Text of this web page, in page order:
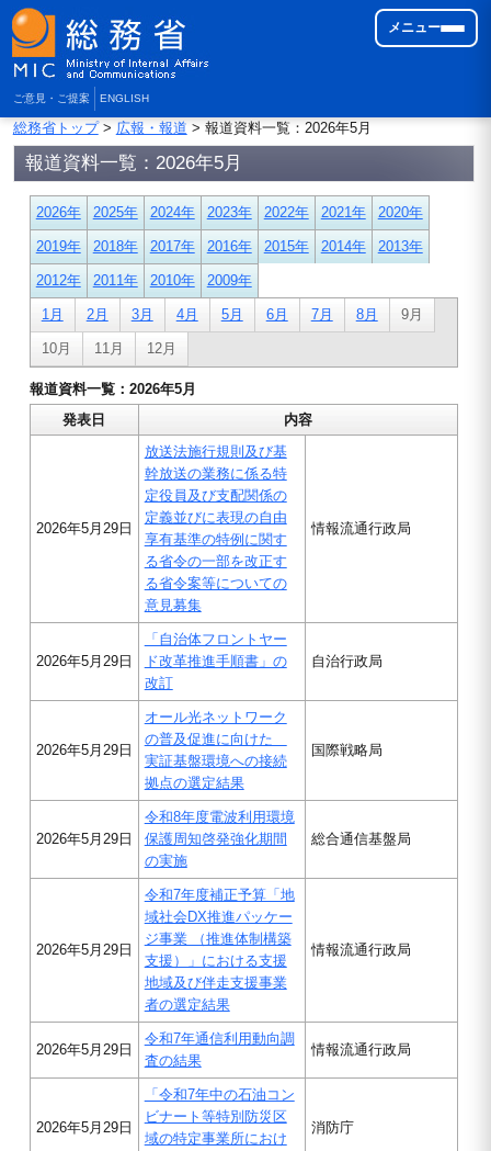
ご意見・ご提案 ENGLISH
メニュー
総務省トップ> 広報・報道 > 報道資料一覧：2026年5月
報道資料一覧：2026年5月
2026年 2025年 2024年 2023年 2022年 2021年 2020年
2019年 2018年 2017年 2016年 2015年 2014年 2013年
2012年 2011年 2010年 2009年
1月 2月 3月 4月 5月 6月 7月 8月 9月
10月 11月 12月
報道資料一覧：2026年5月
発表日
内容
2026年5月29日
放送法施行規則及び基
幹放送の業務に係る特
定役員及び支配関係の
定義並びに表現の自由
享有基準の特例に関す
る省令の一部を改正す
る省令案等についての
意見募集
情報流通行政局
2026年5月29日
「自治体フロントヤー
ド改革推進手順書」の
改訂
自治行政局
2026年5月29日
オール光ネットワーク
の普及促進に向けた
実証基盤環境への接続
拠点の選定結果
国際戦略局
2026年5月29日
令和8年度電波利用環境
保護周知啓発強化期間
の実施
総合通信基盤局
2026年5月29日
令和7年度補正予算「地
域社会DX推進パッケー
ジ事業 （推進体制構築
支援）」における支援
地域及び伴走支援事業
者の選定結果
情報流通行政局
2026年5月29日
令和7年通信利用動向調
査の結果
情報流通行政局
2026年5月29日
「令和7年中の石油コン
ビナート等特別防災区
域の特定事業所におけ
消防庁